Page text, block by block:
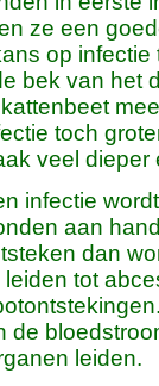
ze een
op
bek van het
toch
veel dieper
infectie
aan
dan
tot
de
leiden.